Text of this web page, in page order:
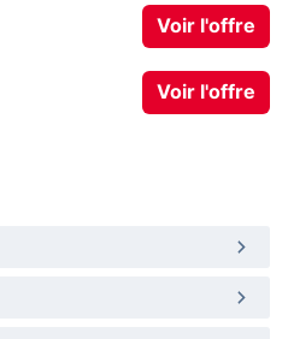
Voir l'offre
Voir l'offre